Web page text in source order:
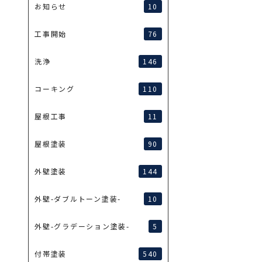
お知らせ 10
工事開始 76
洗浄 146
コーキング 110
屋根工事 11
屋根塗装 90
外壁塗装 144
外壁-ダブルトーン塗装- 10
外壁-グラデーション塗装- 5
付帯塗装 540